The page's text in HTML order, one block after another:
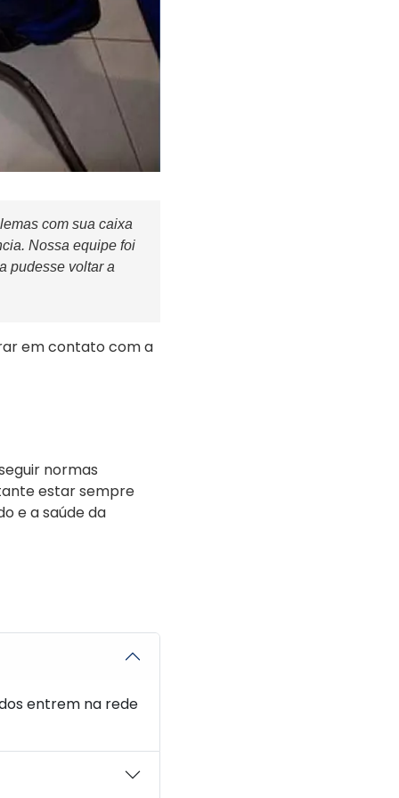
com sua caixa
Nossa equipe foi
pudesse voltar a
em contato com a
normas
estar sempre
e a saúde da
entrem na rede